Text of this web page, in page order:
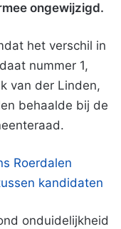
ongewijzigd.
het verschil in
nummer 1,
van der Linden,
behaalde bij de
Roerdalen
kandidaten
onduidelijkheid